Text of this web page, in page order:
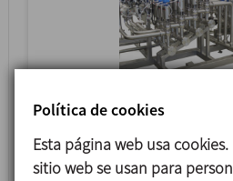
EQUIPO
Política de cookies
Esta página web usa
sitio web se usan para